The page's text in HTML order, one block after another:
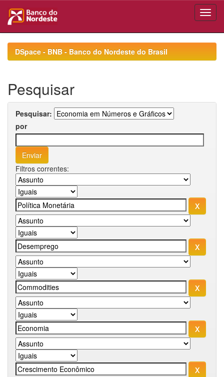
navigationDSpace - BNB - Banco do Nordeste do Brasil
Pesquisar
Pesquisar:
por
Filtros correntes: